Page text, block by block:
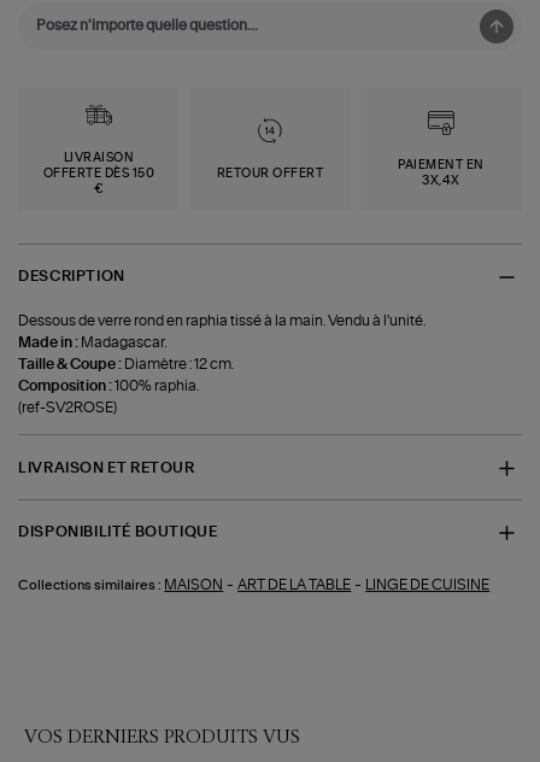
LIVRAISON
OFFERTE DÈS 150
€
RETOUR OFFERT
PAIEMENT EN
3X,4X
DESCRIPTION
Dessous de verre rond en raphia tissé à la main. Vendu à l'unité.
Made in : Madagascar.
Taille & Coupe : Diamètre : 12 cm.
Composition :100% raphia.
(ref-SV2ROSE)
LIVRAISON ET RETOUR
DISPONIBILITÉ BOUTIQUE
Collections similaires : MAISON -ART DE LA TABLE - LINGE DE CUISINE
VOS DERNIERS PRODUITS VUS